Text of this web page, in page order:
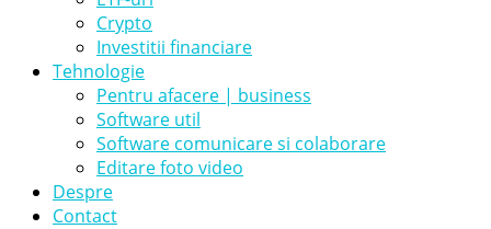
Crypto
Investitii financiare
Tehnologie
Pentru afacere | business
Software util
Software comunicare si colaborare
Editare foto video
Despre
Contact